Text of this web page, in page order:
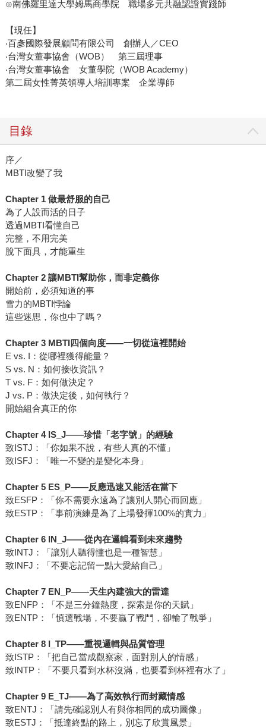
⊙南佛羅里達大學姆馬商學院 職場多元共融認證實踐師
【現任】
‧百彥國際發展顧問有限公司 創辦人／CEO
‧台灣女董事協會（WOB） 第三屆理事
‧台灣女董事協會 女董學院（WOB Academy）
第二屆女性菁英領導人培訓專案 企業導師
目錄
序／
MBTI改變了我
Chapter 1 做最舒服的自己
為了人設而活的日子
透過MBTI看懂自己
完整，不用完美
脫下面具，才能重生
Chapter 2 讓MBTI幫助你，而非定義你
開始前，必須知道的事
雪力的MBTI悖論
這些迷思，你也中了嗎？
Chapter 3 MBTI四個向度——一切從這裡開始
E vs. I：從哪裡獲得能量？
S vs. N：如何接收資訊？
T vs. F：如何做決定？
J vs. P：做決定後，如何執行？
開始組合真正的你
Chapter 4 IS_J——珍惜「老字號」的經驗
致ISTJ：「你如果不說，有些人真的不懂」
致ISFJ：「唯一不變的是變化本身」
Chapter 5 ES_P——反應迅速又能活在當下
致ESFP：「你不需要永遠為了讓別人開心而回應」
致ESTP：「事前演練是為了上場發揮100%的實力」
Chapter 6 IN_J——從內在邏輯看到未來趨勢
致INTJ：「讓別人聽得懂也是一種智慧」
致INFJ：「不要忘記留一點大愛給自己」
Chapter 7 EN_P——天生內建強大的雷達
致ENFP：「不是三分鐘熱度，探索是你的天賦」
致ENTP：「慎選戰場，不要贏了戰鬥，卻輸了戰爭」
Chapter 8 I_TP——重視邏輯與品質管理
致ISTP：「把自己當成觀察家，面對別人的情感」
致INTP：「不要只看到水杯沒滿，也要看到杯裡有水了」
Chapter 9 E_TJ——為了高效執行而封藏情感
致ENTJ：「請先確認別人有與你相同的成功圖像」
致ESTJ：「抵達終點的路上，別忘了欣賞風景」